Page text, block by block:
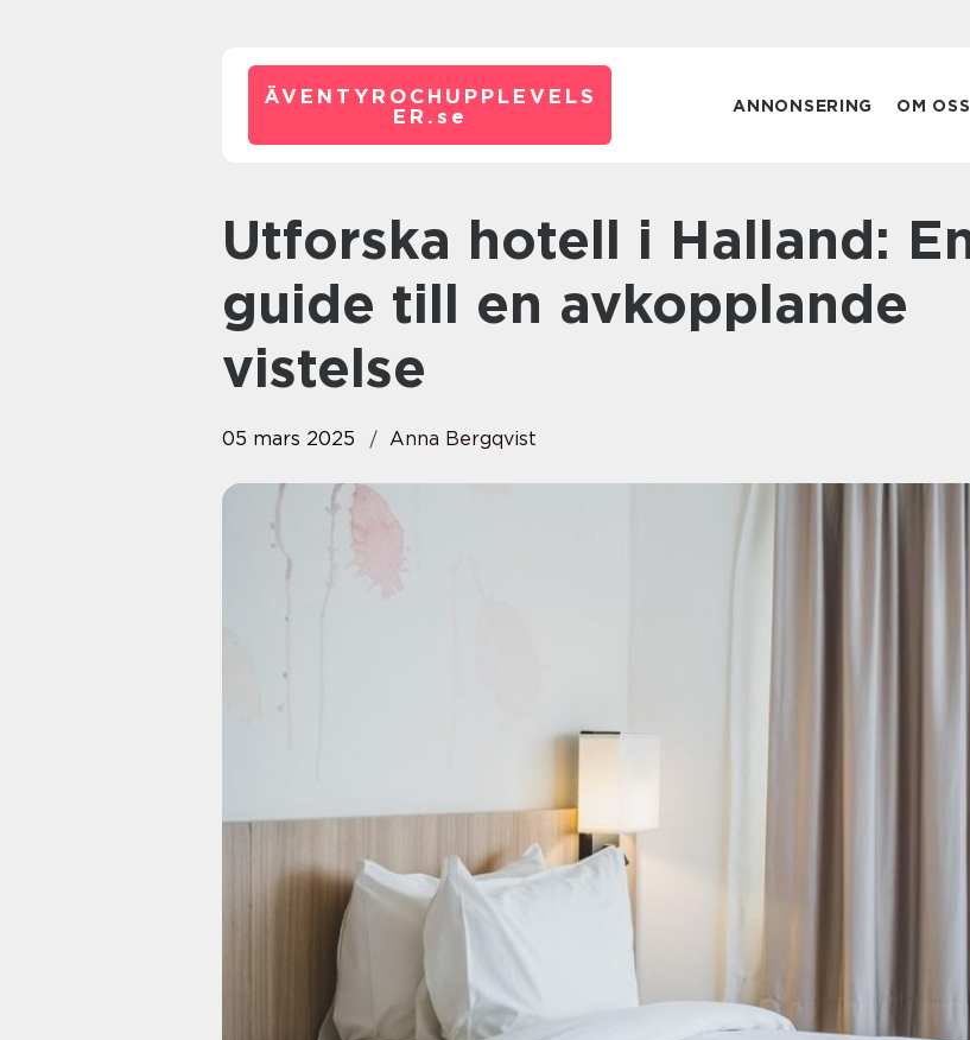
ÄVENTYROCHUPPLEVELS
ER. se ANNONSERING OM OSS
Utforska hotell i Halland: En
guide till en avkopplande
vistelse
05 mars 2025 Anna Bergqvist